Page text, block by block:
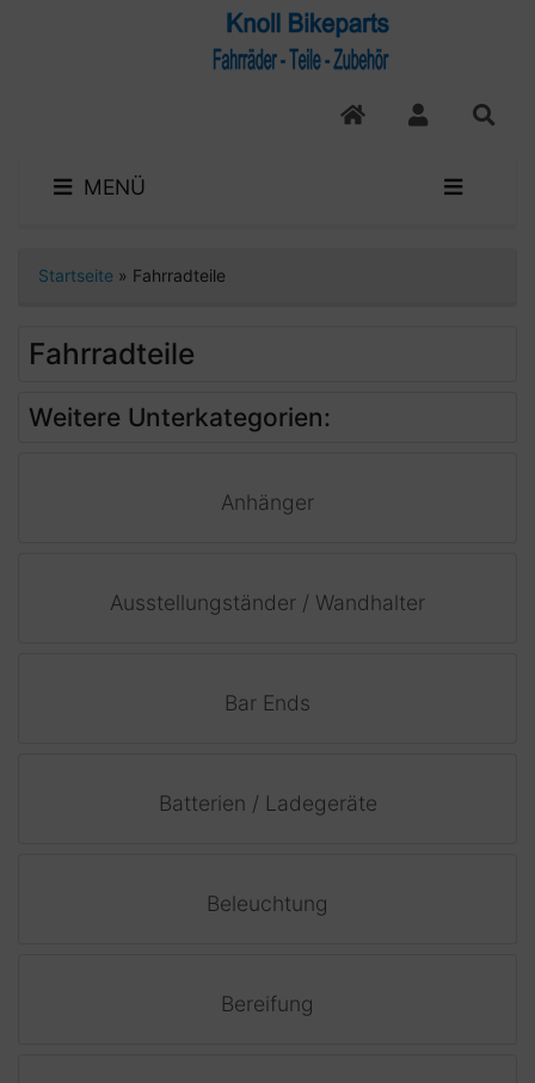
MENÜ
Startseite » Fahrradteile
Fahrradteile
Weitere Unterkategorien:
Anhänger
Ausstellungständer / Wandhalter
Bar Ends
Batterien / Ladegeräte
Beleuchtung
Bereifung